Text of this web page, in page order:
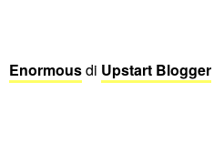
Enormousdi Upstart Blogger